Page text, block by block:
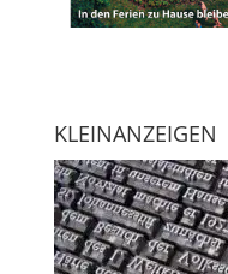
KLEINANZEIGEN